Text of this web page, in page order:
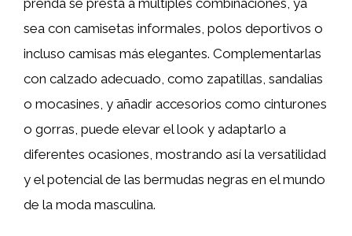
prenda se presta a múltiples combinaciones, ya
sea con camisetas informales, polos deportivos o
incluso camisas más elegantes. Complementarlas
con calzado adecuado, como zapatillas, sandalias
o mocasines, y añadir accesorios como cinturones
o gorras, puede elevar el look y adaptarlo a
diferentes ocasiones, mostrando así la versatilidad
y el potencial de las bermudas negras en el mundo
de la moda masculina.